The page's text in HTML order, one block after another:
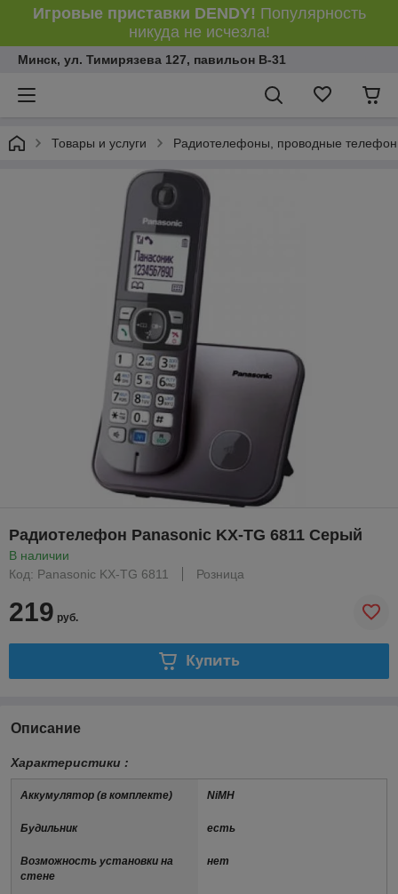
Игровые приставки DENDY! Популярность
никуда не исчезла!
Минск, ул. Тимирязева 127, павильон В-31
Товары и услуги Радиотелефоны, проводные
Радиотелефон Panasonic KX-TG 6811 Серый
В наличии
Код: Panasonic KX-TG 6811
Розница
219 руб.
Купить
Описание
Характеристики :
Аккумулятор (в комплекте) NiMH
Будильник есть
Возможность установки на
стене
нет